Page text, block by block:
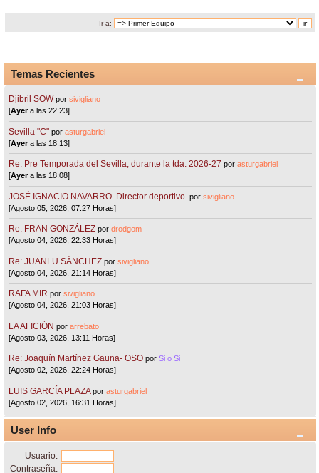
Ir a:
Temas Recientes
Djibril SOW porsivigliano
[Ayera las 22:23]
Sevilla "C"porasturgabriel
[Ayera las 18:13]
Re: Pre Temporada del Sevilla, durante la tda. 2026-27 porasturgabriel
[Ayera las 18:08]
JOSÉ IGNACIO NAVARRO. Director deportivo. porsivigliano
[Agosto 05, 2026, 07:27 Horas]
Re: FRAN GONZÁLEZ pordrodgom
[Agosto 04, 2026, 22:33 Horas]
Re: JUANLU SÁNCHEZ porsivigliano
[Agosto 04, 2026, 21:14 Horas]
RAFA MIR porsivigliano
[Agosto 04, 2026, 21:03 Horas]
LA AFICIÓN porarrebato
[Agosto 03, 2026, 13:11 Horas]
Re: Joaquín Martínez Gauna- OSO porSi o Si
[Agosto 02, 2026, 22:24 Horas]
LUIS GARCÍA PLAZA porasturgabriel
[Agosto 02, 2026, 16:31 Horas]
User Info
Usuario:
Contraseña: